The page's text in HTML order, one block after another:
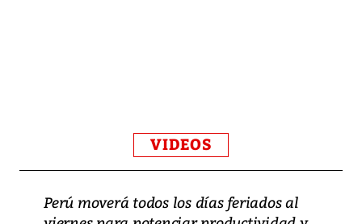
VIDEOS
Perú moverá todos los días feriados al